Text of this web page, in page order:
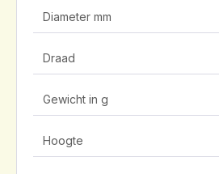
Diameter mm
Draad
Gewicht in g
Hoogte